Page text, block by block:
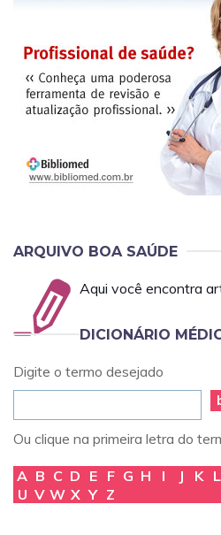
ARQUIVO BOA SAÚDE
Aqui você encontra
DICIONÁRIO
Digite o termo desejado
Ou clique na primeira letra do
A B C D E F G H I J K L
U V W X Y Z